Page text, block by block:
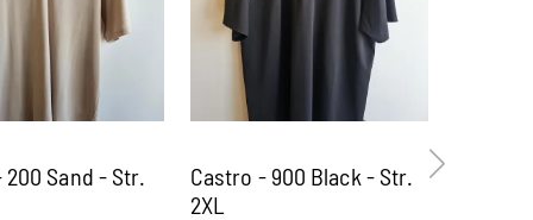
Sand - Str.
Castro - 900 Black - Str.
2XL